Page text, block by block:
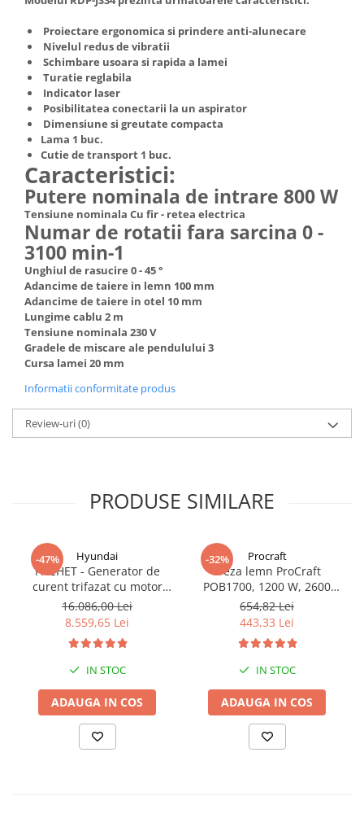
Truse de lipit PPR
Ventuze cu brate pentru transport
Vibratoare beton
Uscatoare de rufe
Masini de facut paine
Pachete electrocasnice
incorporabile
Seturi oale
SANDWICH MAKER
Storcatoare de fructe
Televizoare
Proiectare ergonomica si prindere anti-alunecare
Nivelul redus de vibratii
Schimbare usoara si rapida a lamei
Turatie reglabila
Indicator laser
Posibilitatea conectarii la un aspirator
Dimensiune si greutate compacta
Lama 1 buc.
Cutie de transport 1 buc.
Caracteristici:
Putere nominala de intrare 800 W
Tensiune nominala Cu fir - retea electrica
Numar de rotatii fara sarcina 0 -
3100 min-1
Unghiul de rasucire 0 - 45 °
Adancime de taiere in lemn 100 mm
Adancime de taiere in otel 10 mm
Lungime cablu 2 m
Tensiune nominala 230 V
Gradele de miscare ale pendulului 3
Cursa lamei 20 mm
Informatii conformitate produs
Review-uri(0)
PRODUSE SIMILARE
-47% Hyundai
PACHET - Generator de
curent trifazat cu motor
diesel Hyundai DHY8600SE-
T, putere motor 12 CP,
Putere maxima 7.9 kVA,
tensiune 380 / 220 V +
Automatizare trifazata
ATS12-3P
16.086,00 Lei
8.559,65 Lei
IN STOC
ADAUGA IN COS
-32% Procraft
Freza lemn ProCraft
POB1700, 1200 W, 2600
Rpm cu 12 freze pentru
lemn incluse in pachet
654,82 Lei
443,33 Lei
IN STOC
ADAUGA IN COS